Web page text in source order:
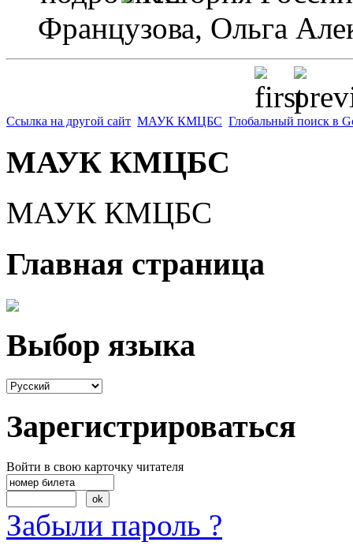
Французова, Ольга
Ссылка на другой сайт МАУК КМЦБС Глобальный поиск в
МАУК КМЦБС
МАУК КМЦБС
Главная страница
Выбор языка
Зарегистрироваться
Войти в свою карточку читателя
Забыли пароль ?